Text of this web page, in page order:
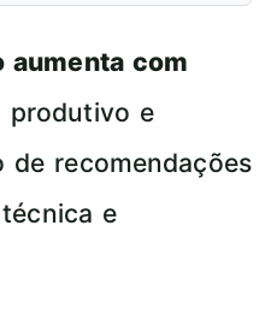
aumenta com
produtivo e
recomendações
e